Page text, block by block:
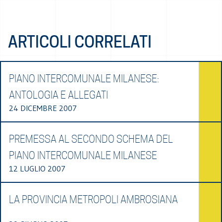
ARTICOLI CORRELATI
PIANO INTERCOMUNALE MILANESE:
ANTOLOGIA E ALLEGATI
24 DICEMBRE 2007
PREMESSA AL SECONDO SCHEMA DEL
PIANO INTERCOMUNALE MILANESE
12 LUGLIO 2007
LA PROVINCIA METROPOLI AMBROSIANA